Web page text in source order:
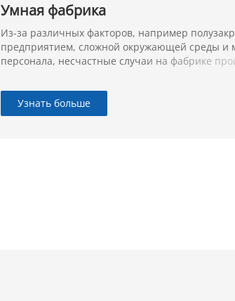
Умная фабрика
Из-за различных факторов, например
предприятием, сложной окружающей среды и
персонала, несчастные случаи на фабрике
Узнать больше